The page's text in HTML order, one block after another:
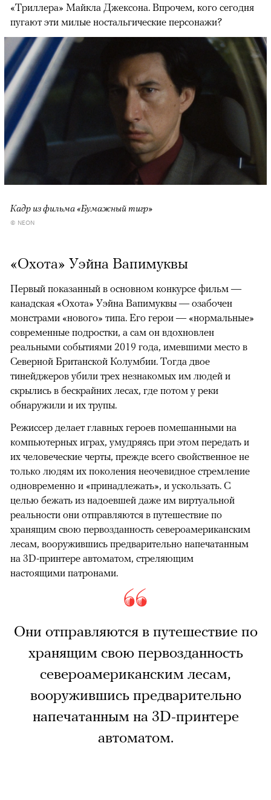
«Триллера» Майкла Джексона. Впрочем, кого сегодня
пугают эти милые ностальгические персонажи?
Кадр из фильма «Бумажный тигр»
© NEON
«Охота» Уэйна Вапимуквы
Первый показанный в основном конкурсе фильм —
канадская «Охота» Уэйна Вапимуквы — озабочен
монстрами «нового» типа. Его герои — «нормальные»
современные подростки, а сам он вдохновлен
реальными событиями 2019 года, имевшими место в
Северной Британской Колумбии. Тогда двое
тинейджеров убили трех незнакомых им людей и
скрылись в бескрайних лесах, где потом у реки
обнаружили и их трупы.
Режиссер делает главных героев помешанными на
компьютерных играх, умудряясь при этом передать и
их человеческие черты, прежде всего свойственное не
только людям их поколения неочевидное стремление
одновременно и «принадлежать», и ускользать. С
целью бежать из надоевшей даже им виртуальной
реальности они отправляются в путешествие по
хранящим свою первозданность североамериканским
лесам, вооружившись предварительно напечатанным
на 3D-принтере автоматом, стреляющим
настоящими патронами.
Они отправляются в путешествие по
хранящим свою первозданность
североамериканским лесам,
вооружившись предварительно
напечатанным на 3D-принтере
автоматом.